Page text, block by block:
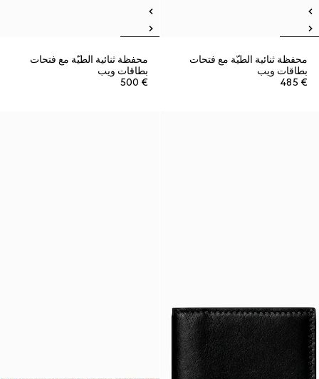
محفظة ثنائية الطيّة مع فتحات
بطاقات ويب
€ 485
محفظة ثنائية الطيّة مع فتحات
بطاقات ويب
€ 500